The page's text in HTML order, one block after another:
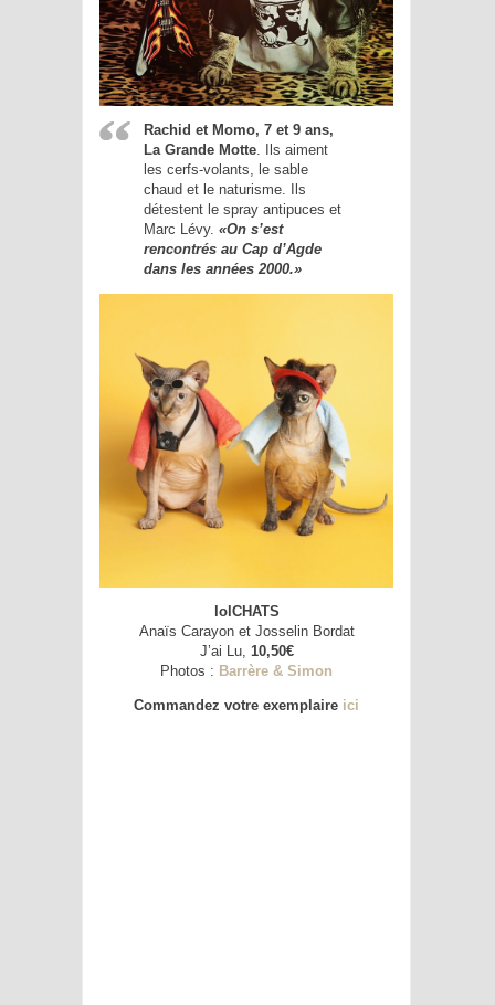
Rachid et Momo, 7 et 9 ans,
La Grande Motte . Ils aiment
les cerfs-volants, le sable
chaud et le naturisme. Ils
détestent le spray antipuces et
Marc Lévy. «On s’est
rencontrés au Cap d’Agde
dans les années 2000.»
lolCHATS
Anaïs Carayon et Josselin Bordat
J’ai Lu, 10,50€
Photos : Barrère & Simon
Commandez votre exemplaire ici